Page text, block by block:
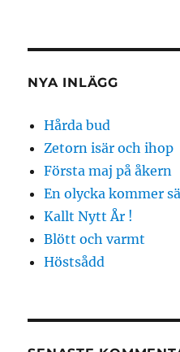
NYA INLÄGG
Hårda bud
Zetorn isär och ihop
Första maj på åkern
En olycka kommer
Kallt Nytt År !
Blött och varmt
Höstsådd